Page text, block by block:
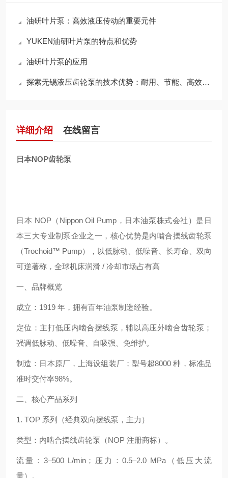
油研叶片泵：高效液压传动的重要元件
YUKEN油研叶片泵的特点和优势
油研叶片泵的应用
探索无锡液压齿轮泵的技术优势：耐用、节能、高效，领行业新标准
详细介绍 在线留言
日本NOP齿轮泵
日本 NOP（Nippon Oil Pump，日本油泵株式会社）是日
本三大专业制泵企业之一，核心优势是内啮合摆线齿轮泵
（Trochoid™ Pump），以低脉动、低噪音、长寿命、双向
可逆著称，全球机床润滑 / 冷却市场占有高
一、品牌概览
成立：1919 年，拥有百年油泵制造经验。
定位：主打低压内啮合摆线泵，辅以高压外啮合齿轮泵；
强调低脉动、低噪音、自吸强、免维护。
制造：日本原厂，上海设组装厂；型号超8000 种，标准品
准时交付率98%。
二、核心产品系列
1. TOP 系列（经典双向摆线泵，主力）
类型：内啮合摆线齿轮泵（NOP 注册商标）。
流量：3–500 L/min；压力：0.5–2.0 MPa（低压大流
量）。